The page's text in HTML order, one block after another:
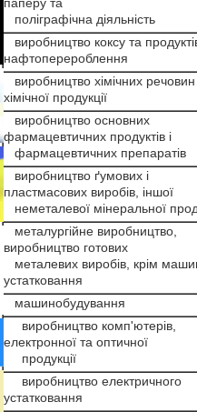
поліграфічна діяльність
виробництво коксу та
нафтоперероблення
виробництво хімічних речовин
хімічної продукції
виробництво основних
фармацевтичних продуктів і
фармацевтичних препаратів
виробництво ґумових і
пластмасових виробів, іншої
неметалевої мінеральної
металургійне виробництво,
виробництво готових
металевих виробів, крім
устатковання
машинобудування
виробництво комп'ютерів,
електронної та оптичної
продукції
виробництво електричного
устатковання